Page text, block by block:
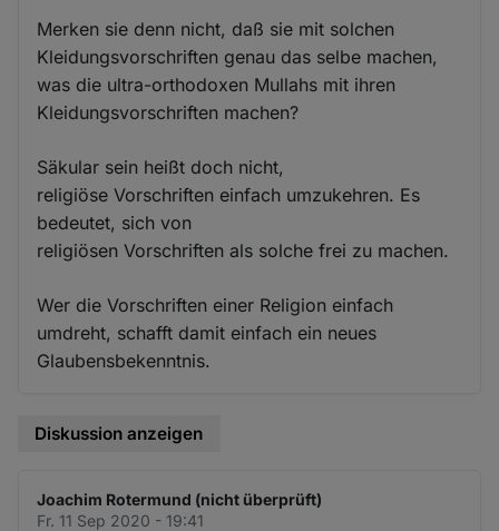
Merken sie denn nicht, daß sie mit solchen
Kleidungsvorschriften genau das selbe machen,
was die ultra-orthodoxen Mullahs mit ihren
Kleidungsvorschriften machen?
Säkular sein heißt doch nicht,
religiöse Vorschriften einfach umzukehren. Es
bedeutet, sich von
religiösen Vorschriften als solche frei zu machen.
Wer die Vorschriften einer Religion einfach
umdreht, schafft damit einfach ein neues
Glaubensbekenntnis.
Diskussion anzeigen
Joachim Rotermund (nicht überprüft)
Fr. 11 Sep 2020 - 19:41